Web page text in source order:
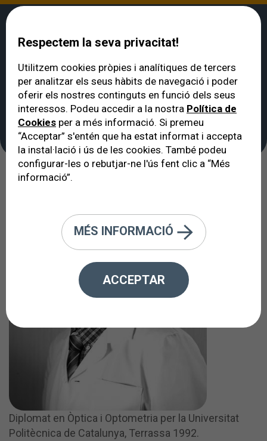
VERTE D.O.O. Fernando Sánchez
D.O.O. Fernando
Sánchez
Diplomat en Òptica i Optometria per la Universitat
Politècnica de Catalunya, Terrassa 1992.
Respectem la seva privacitat!
Utilitzem cookies pròpies i analítiques de tercers
per analitzar els seus hàbits de navegació i poder
oferir els nostres continguts en funció dels seus
interessos. Podeu accedir a la nostra Política de
Cookies per a més informació. Si premeu
“Acceptar” s'entén que ha estat informat i accepta
la instal·lació i ús de les cookies. També podeu
configurar-les o rebutjar-ne l'ús fent clic a “Més
informació”.
MÉS INFORMACIÓ
ACCEPTAR